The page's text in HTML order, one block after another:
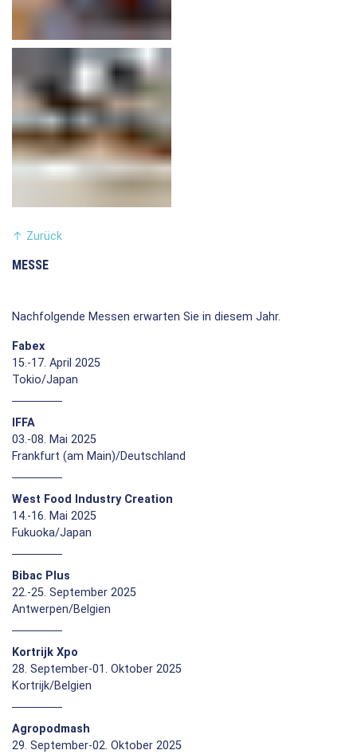
↑ Zurück
MESSE
Nachfolgende Messen erwarten Sie in diesem Jahr.
Fabex
15.-17. April 2025
Tokio/Japan
IFFA
03.-08. Mai 2025
Frankfurt (am Main)/Deutschland
West Food Industry Creation
14.-16. Mai 2025
Fukuoka/Japan
Bibac Plus
22.-25. September 2025
Antwerpen/Belgien
Kortrijk Xpo
28. September-01. Oktober 2025
Kortrijk/Belgien
Agropodmash
29. September-02. Oktober 2025